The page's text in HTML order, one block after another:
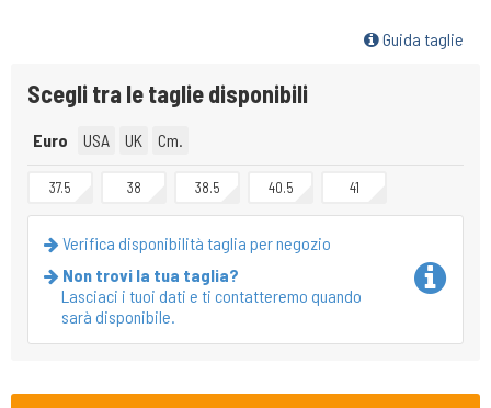
Guida taglie
Scegli tra le taglie disponibili
Euro USA UK Cm.
37.5 38 38.5 40.5 41
Verifica disponibilità taglia per negozio
Non trovi la tua taglia?
Lasciaci i tuoi dati e ti contatteremo quando
sarà disponibile.